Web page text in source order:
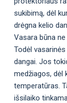
sukibimą, dėl
drėgna kelio
Vasara būna
Todėl
dangai. Jos
medžiagos, dėl
temperatūras.
išsilaiko